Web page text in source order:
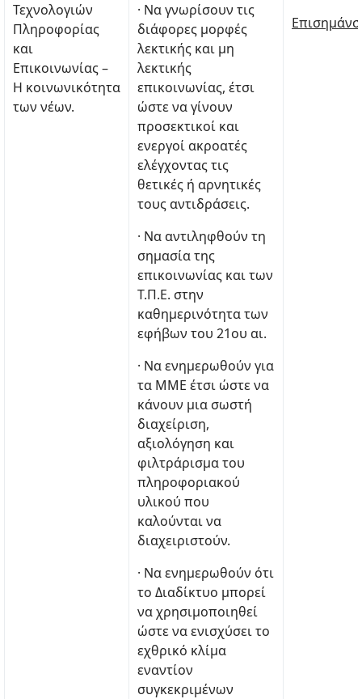
Τεχνολογιών
Πληροφορίας
και
Επικοινωνίας –
Η κοινωνικότητα
των νέων.
· Να γνωρίσουν τις
διάφορες μορφές
λεκτικής και μη
λεκτικής
επικοινωνίας, έτσι
ώστε να γίνουν
προσεκτικοί και
ενεργοί ακροατές
ελέγχοντας τις
θετικές ή αρνητικές
τους αντιδράσεις.
· Να αντιληφθούν τη
σημασία της
επικοινωνίας και των
Τ.Π.Ε. στην
καθημερινότητα των
εφήβων του 21ου αι.
· Να ενημερωθούν για
τα ΜΜΕ έτσι ώστε να
κάνουν μια σωστή
διαχείριση,
αξιολόγηση και
φιλτράρισμα του
πληροφοριακού
υλικού που
καλούνται να
διαχειριστούν.
· Να ενημερωθούν ότι
το Διαδίκτυο μπορεί
να χρησιμοποιηθεί
ώστε να ενισχύσει το
εχθρικό κλίμα
εναντίον
συγκεκριμένων